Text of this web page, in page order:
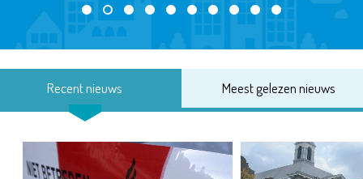
Recent nieuws Meest gelezen nieuws